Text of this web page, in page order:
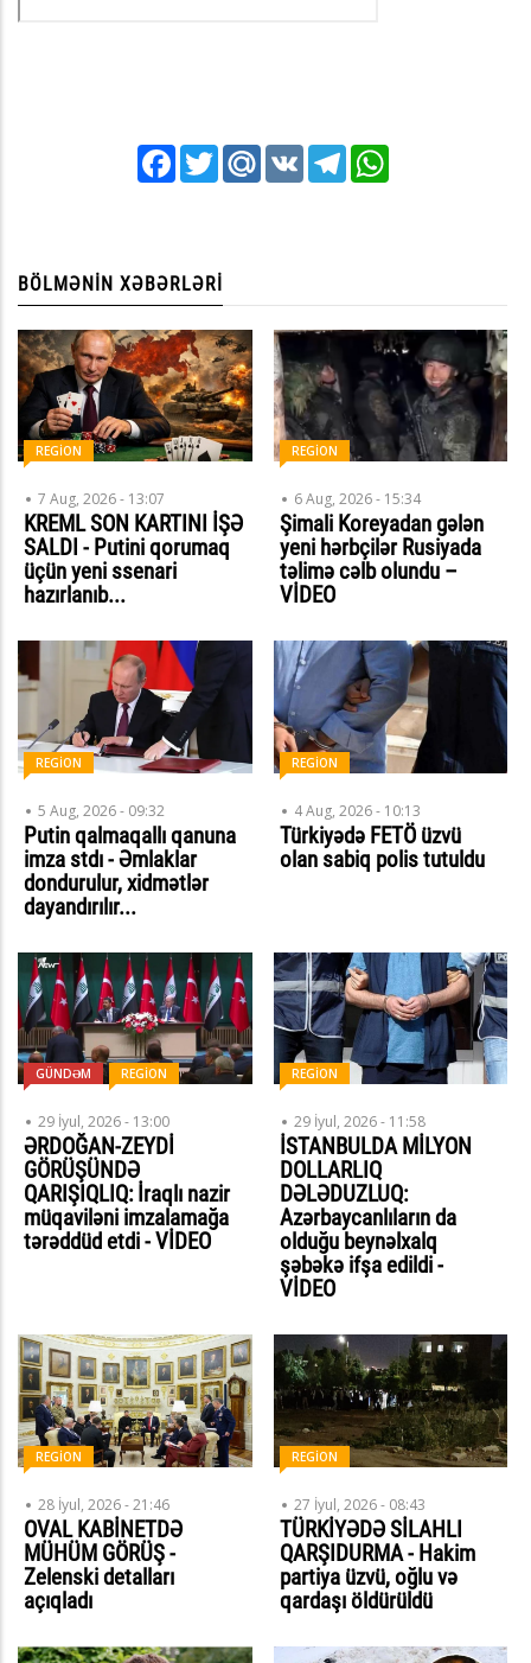
FacebookTwitterMail.RuVK Telegram
BÖLMƏNIN XƏBƏRLƏRI
REGİON
7 Aug, 2026 - 13:07
KREML SON KARTINI İŞƏ
SALDI - Putini qorumaq
üçün yeni ssenari
hazırlanıb...
REGİON
6 Aug, 2026 - 15:34
Şimali Koreyadan gələn
yeni hərbçilər Rusiyada
təlimə cəlb olundu –
VİDEO
REGİON
5 Aug, 2026 - 09:32
Putin qalmaqallı qanuna
imza stdı - Əmlaklar
dondurulur, xidmətlər
dayandırılır...
REGİON
4 Aug, 2026 - 10:13
Türkiyədə FETÖ üzvü
olan sabiq polis tutuldu
GÜNDƏM REGİON
29 İyul, 2026 - 13:00
ƏRDOĞAN-ZEYDİ
GÖRÜŞÜNDƏ
QARIŞIQLIQ: İraqlı nazir
müqaviləni imzalamağa
tərəddüd etdi - VİDEO
REGİON
29 İyul, 2026 - 11:58
İSTANBULDA MİLYON
DOLLARLIQ
DƏLƏDUZLUQ:
Azərbaycanlıların da
olduğu beynəlxalq
şəbəkə ifşa edildi -
VİDEO
REGİON
28 İyul, 2026 - 21:46
OVAL KABİNETDƏ
MÜHÜM GÖRÜŞ -
Zelenski detalları
açıqladı
REGİON
27 İyul, 2026 - 08:43
TÜRKİYƏDƏ SİLAHLI
QARŞIDURMA - Hakim
partiya üzvü, oğlu və
qardaşı öldürüldü